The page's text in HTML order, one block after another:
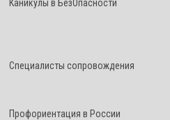
Каникулы в БезОпасности
Специалисты сопровождения
Профориентация в России